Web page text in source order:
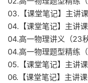
03.【课堂笔记】主讲
04.【课堂笔记】主讲
04.高一物理讲义（23
04.高一物理题型精练
05.【课堂笔记】主讲
06.【课堂笔记】主讲